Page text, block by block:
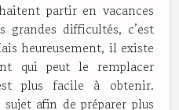
partir en vacances
grandes difficultés, c’est
heureusement, il existe
qui peut le remplacer
plus facile à obtenir.
afin de préparer plus